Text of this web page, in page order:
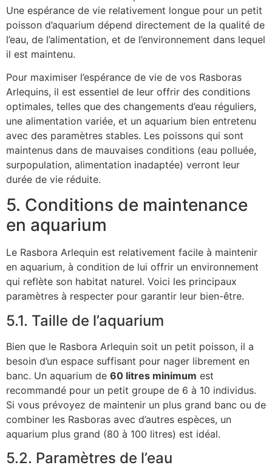
Une espérance de vie relativement longue pour un petit
poisson d’aquarium dépend directement de la qualité de
l’eau, de l’alimentation, et de l’environnement dans lequel
il est maintenu.
Pour maximiser l’espérance de vie de vos Rasboras
Arlequins, il est essentiel de leur offrir des conditions
optimales, telles que des changements d’eau réguliers,
une alimentation variée, et un aquarium bien entretenu
avec des paramètres stables. Les poissons qui sont
maintenus dans de mauvaises conditions (eau polluée,
surpopulation, alimentation inadaptée) verront leur
durée de vie réduite.
5. Conditions de maintenance
en aquarium
Le Rasbora Arlequin est relativement facile à maintenir
en aquarium, à condition de lui offrir un environnement
qui reflète son habitat naturel. Voici les principaux
paramètres à respecter pour garantir leur bien-être.
5.1. Taille de l’aquarium
Bien que le Rasbora Arlequin soit un petit poisson, il a
besoin d’un espace suffisant pour nager librement en
banc. Un aquarium de 60 litres minimum est
recommandé pour un petit groupe de 6 à 10 individus.
Si vous prévoyez de maintenir un plus grand banc ou de
combiner les Rasboras avec d’autres espèces, un
aquarium plus grand (80 à 100 litres) est idéal.
5.2. Paramètres de l’eau